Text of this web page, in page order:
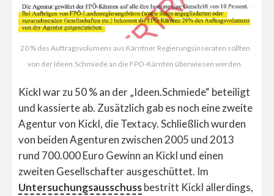
20 % des Auftragsvolumens aus Kärntner Regierungsinseraten sollten
von der Ideen.Schmiede an die FPÖ-Kärnten überwiesen werden.
Kickl war zu 50 % an der „Ideen.Schmiede“ beteiligt
und kassierte ab. Zusätzlich gab es noch eine zweite
Agentur von Kickl, die Textacy. Schließlich wurden
von beiden Agenturen zwischen 2005 und 2013
rund 700.000 Euro Gewinn an Kickl und einen
zweiten Gesellschafter ausgeschüttet. Im
Untersuchungsausschussbestritt Kickl allerdings,